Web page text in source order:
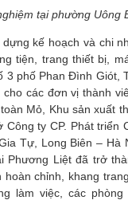
tại phường Uông
kế hoạch và chi
tiện, trang thiết bị,
3 phố Phan Đình Giót,
các đơn vị thành
Mỏ, Khu sản xuất
Công ty CP. Phát triển
Tự, Long Biên –
Phương Liệt đã trở
chỉnh, khang
làm việc, các